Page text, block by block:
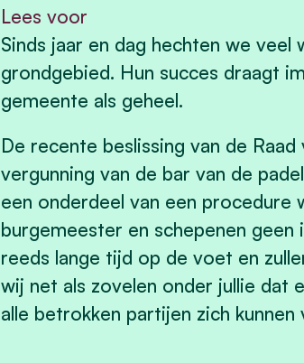
Lees voor
Sinds jaar en dag hechten we veel
grondgebied. Hun succes draagt
gemeente als geheel.
De recente beslissing van de
vergunning van de bar van de
een onderdeel van een procedure
burgemeester en schepenen
reeds lange tijd op de voet en
wij net als zovelen onder jullie dat
alle betrokken partijen zich kunnen